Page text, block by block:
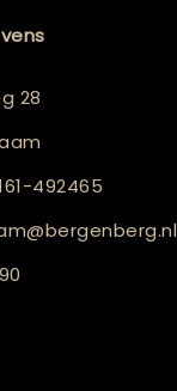
28
492465